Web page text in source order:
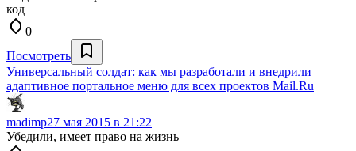
код
0
Посмотреть
Универсальный солдат: как мы разработали и внедрили
адаптивное портальное меню для всех проектов Mail.Ru
madimp27 мая 2015 в 21:22
Убедили, имеет право на жизнь